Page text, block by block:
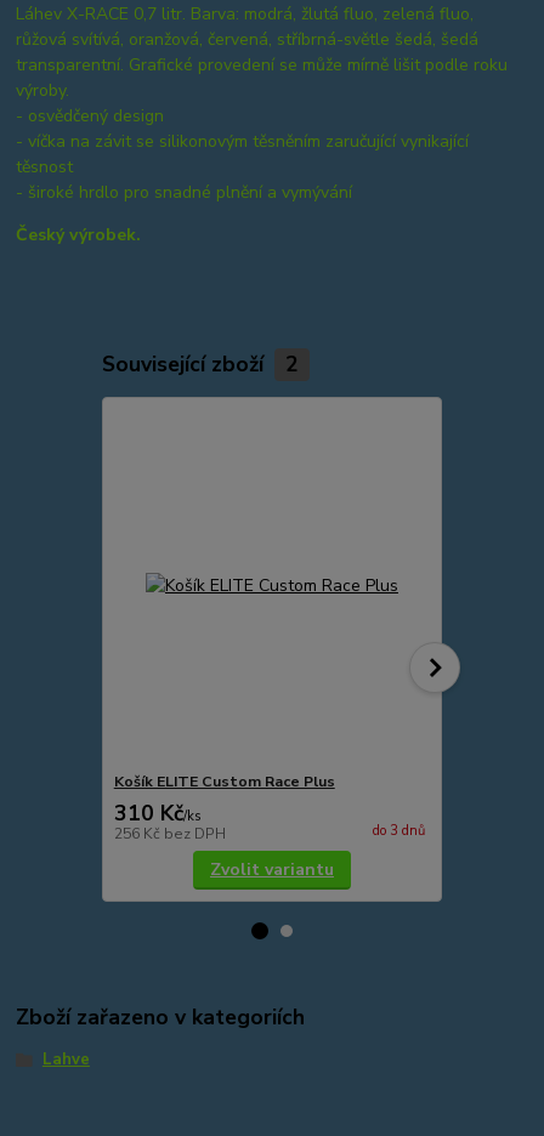
Láhev X-RACE 0,7 litr. Barva: modrá, žlutá fluo, zelená fluo,
růžová svítívá, oranžová, červená, stříbrná-světle šedá, šedá
transparentní. Grafické provedení se může mírně lišit podle roku
výroby.
- osvědčený design
- víčka na závit se silikonovým těsněním zaručující vynikající
těsnost
- široké hrdlo pro snadné plnění a vymývání
Český výrobek.
Související zboží 2
Košík ELITE Custom Race Plus
310 Kč/ks
256 Kč bez DPH do 3 dnů
Zvolit variantu
Zboží zařazeno v kategoriích
Lahve